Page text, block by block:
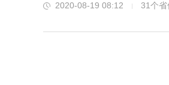
2020-08-19 08:12
31个省